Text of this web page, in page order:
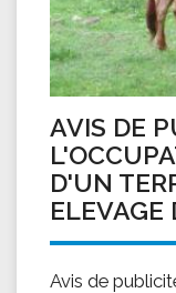
AVIS DE
D'UN
ELEVAGE
Avis de